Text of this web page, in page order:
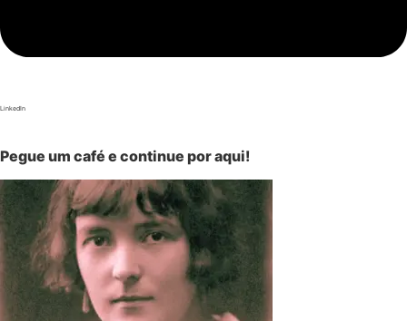
LinkedIn
Pegue um café e continue por aqui!